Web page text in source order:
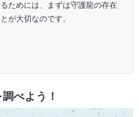
ためには、まずは守護龍の存在
が大切なのです。
べよう！